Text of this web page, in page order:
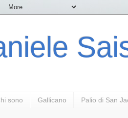
sono Gallicano Palio di San